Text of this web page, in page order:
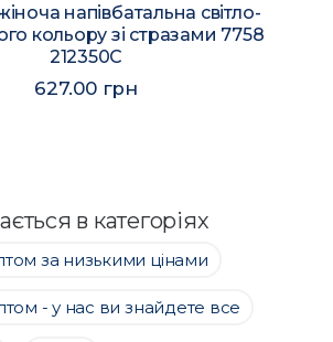
напівбатальна світло-
кольору зі стразами 7758
212350C
627.00 грн
в категоріях
за низькими цінами
- у нас ви знайдете все